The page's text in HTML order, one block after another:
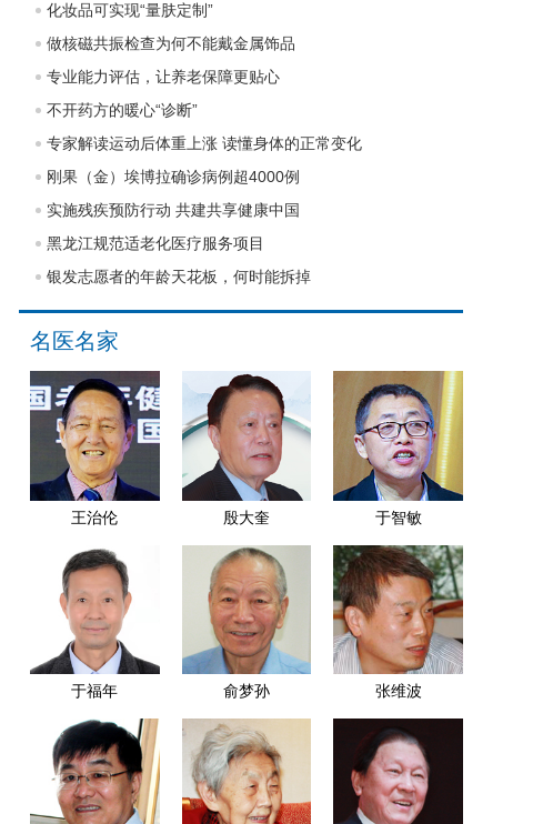
化妆品可实现“量肤定制”
做核磁共振检查为何不能戴金属饰品
专业能力评估，让养老保障更贴心
不开药方的暖心“诊断”
专家解读运动后体重上涨 读懂身体的正常变化
刚果（金）埃博拉确诊病例超4000例
实施残疾预防行动 共建共享健康中国
黑龙江规范适老化医疗服务项目
银发志愿者的年龄天花板，何时能拆掉
名医名家
王治伦 殷大奎 于智敏
于福年 俞梦孙 张维波